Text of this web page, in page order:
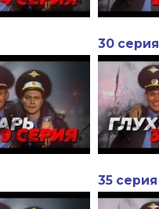
30 серия
35 серия